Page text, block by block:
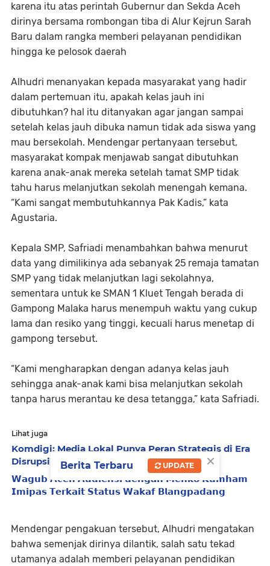
karena itu atas perintah Gubernur dan Sekda Aceh
dirinya bersama rombongan tiba di Alur Kejrun Sarah
Baru dalam rangka memberi pelayanan pendidikan
hingga ke pelosok daerah
Alhudri menanyakan kepada masyarakat yang hadir
dalam pertemuan itu, apakah kelas jauh ini
dibutuhkan? hal itu ditanyakan agar jangan sampai
setelah kelas jauh dibuka namun tidak ada siswa yang
mau bersekolah. Mendengar pertanyaan tersebut,
masyarakat kompak menjawab sangat dibutuhkan
karena anak-anak mereka setelah tamat SMP tidak
tahu harus melanjutkan sekolah menengah kemana.
“Kami sangat membutuhkannya Pak Kadis,” kata
Agustaria.
Kepala SMP, Safriadi menambahkan bahwa menurut
data yang dimilikinya ada sebanyak 25 remaja tamatan
SMP yang tidak melanjutkan lagi sekolahnya,
sementara untuk ke SMAN 1 Kluet Tengah berada di
Gampong Malaka harus menempuh waktu yang cukup
lama dan resiko yang tinggi, kecuali harus menetap di
gampong tersebut.
“Kami mengharapkan dengan adanya kelas jauh
sehingga anak-anak kami bisa melanjutkan sekolah
tanpa harus merantau ke desa tetangga,” kata Safriadi.
Lihat juga
Komdigi: Media Lokal Punya Peran Strategis di Era
Disrupsi Digital
𝗪𝗮𝗴𝘂𝗯 𝗔𝗰𝗲𝗵 𝗔𝘂𝗱𝗶𝗲𝗻𝘀𝗶 𝗱𝗲𝗻𝗴𝗮𝗻 𝗠𝗲𝗻𝗸𝗼 𝗞𝘂𝗺𝗵𝗮𝗺
𝗜𝗺𝗶𝗽𝗮𝘀 𝗧𝗲𝗿𝗸𝗮𝗶𝘁 𝗦𝘁𝗮𝘁𝘂𝘀 𝗪𝗮𝗸𝗮𝗳 𝗕𝗹𝗮𝗻𝗴𝗽𝗮𝗱𝗮𝗻𝗴
Mendengar pengakuan tersebut, Alhudri mengatakan
bahwa semenjak dirinya dilantik, salah satu tekad
utamanya adalah memberi pelayanan pendidikan
×
Berita Terbaru UPDATE